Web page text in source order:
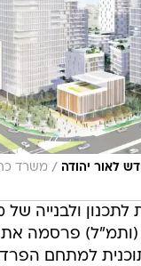
לאור יהודה / משרד
לתכנון ולבנייה
(ותמ"ל) פרסמה
למתחם